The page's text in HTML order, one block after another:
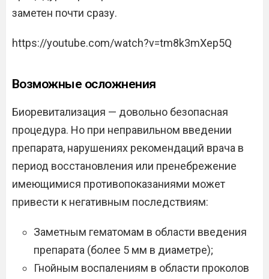
заметен почти сразу.
https://youtube.com/watch?v=tm8k3mXep5Q
Возможные осложнения
Биоревитализация — довольно безопасная
процедура. Но при неправильном введении
препарата, нарушениях рекомендаций врача в
период восстановления или пренебрежение
имеющимися противопоказаниями может
привести к негативным последствиям:
Заметным гематомам в области введения
препарата (более 5 мм в диаметре);
Гнойным воспалениям в области проколов